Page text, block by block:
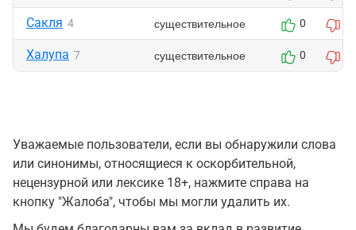
Сакля 4 существительное 0
Халупа 7 существительное 0
Уважаемые пользователи, если вы обнаружили слова
или синонимы, относящиеся к оскорбительной,
нецензурной или лексике 18+, нажмите справа на
кнопку "Жалоба", чтобы мы могли удалить их.